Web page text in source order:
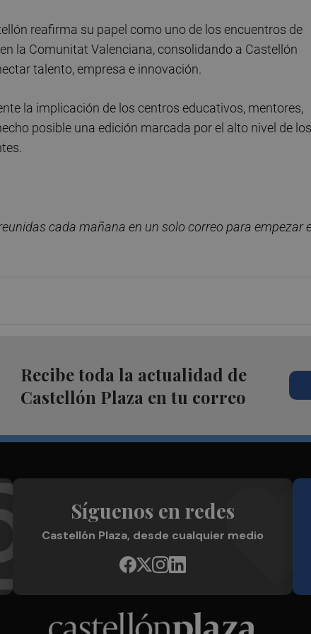
reafirma su papel como uno de los encuentros de
la Comunitat Valenciana, consolidando a Castellón
talento, empresa e innovación.
la implicación de los centros educativos, mentores,
posible una edición marcada por el alto nivel de los
cada mañana en un solo correo para empezar
Recibe toda la actualidad de
Castellón Plaza en tu correo
Síguenos en redes
Castellón Plaza, desde cualquier medio